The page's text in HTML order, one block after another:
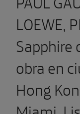
LOEWE,
Sapphire
obra en
Hong